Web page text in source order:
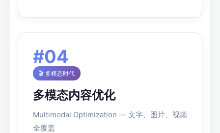
#04
🎬 多模态时代
多模态内容优化
Multimodal Optimization — 文字、图片、视频
全覆盖